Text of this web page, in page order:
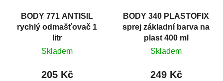
BODY 771 ANTISIL
rychlý odmašťovač 1
litr
Skladem
205 Kč
BODY 340 PLASTOFIX
sprej základní barva na
plast 400 ml
Skladem
249 Kč